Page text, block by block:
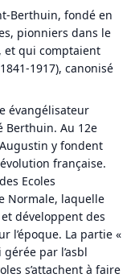
Berthuin, fondé en
pionniers dans le
et qui comptaient
1917), canonisé
évangélisateur
Berthuin. Au 12e
y fondent
française.
Ecoles
Normale, laquelle
développent des
l’époque. La partie «
par l’asbl
s’attachent à faire